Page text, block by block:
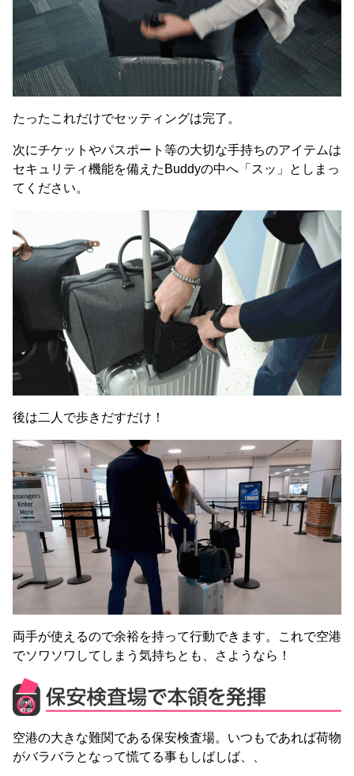
たったこれだけでセッティングは完了。
次にチケットやパスポート等の大切な手持ちのアイテムは
セキュリティ機能を備えたBuddyの中へ「スッ」としまっ
てください。
後は二人で歩きだすだけ！
両手が使えるので余裕を持って行動できます。これで空港
でソワソワしてしまう気持ちとも、さようなら！
空港の大きな難関である保安検査場。いつもであれば荷物
がバラバラとなって慌てる事もしばしば、、